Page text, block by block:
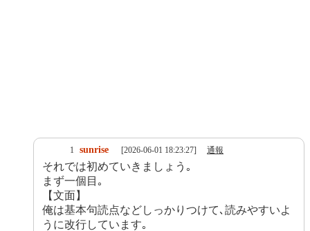
1 sunrise [2026-06-01 18:23:27] 通報
それでは初めていきましょう｡
まず一個目｡
【文面】
俺は基本句読点などしっかりつけて､読みやすいよ
うに改行しています｡